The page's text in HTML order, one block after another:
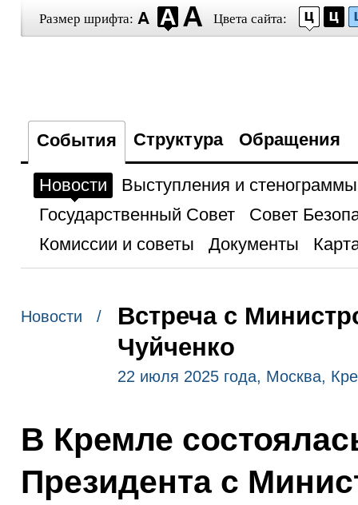
Размер шрифта: Цвета сайта:
События Структура Обращения
Новости
Выступления и стенограммы
Государственный Совет
Совет
Комиссии и советы
Документы
Новости /
Встреча с
Чуйченко
22 июля 2025 года, Москва,
В Кремле
Президента с